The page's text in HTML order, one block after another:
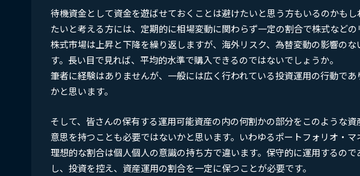
待機資金として資金を遊ばせておくことは避けたいと思う方もいるのかも
たいと考える方には、定期的に相場変動に関わらず一定の割合で株式など
株式市場は上昇と下降を繰り返しますが、海外リスク、為替変動の影響の
す。長い目で見れば、平均的水準で購入できるのではないでしょうか。
筆者に経験はありませんが、一般には広く行われている投資運用の行動で
かと思います。
そして、皆さんの保有する運用可能資産の内の何割かの部分をこのような
意思を持つことも必要ではないかと思います。いわゆるポートフォリオ・マ
理想的な割合は個人個人の意識の持ち方で違います。保守的に運用するの
し、投資を控え、資産運用の割合を一定に保つことが必要です。